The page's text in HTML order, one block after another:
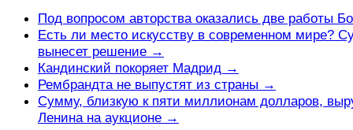
Под вопросом авторства оказались две работы
Есть ли место искусству в современном мире?
вынесет решение →
Кандинский покоряет Мадрид →
Рембрандта не выпустят из страны →
Сумму, близкую к пяти миллионам долларов,
Ленина на аукционе →